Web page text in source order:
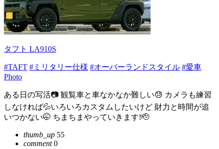
タフト LA910S
#TAFT #ミリタリー仕様 #オーバーランドスタイル #愛車
Photo
ある日の写活📷 観覧車と車なかなか難しい😓 カメラも練習
しなければ💦いろいろカスタムしたいけど 財力と時間が追
いつかない🤭 ちまちまやっていきます!🫡
thumb_up 55
comment0